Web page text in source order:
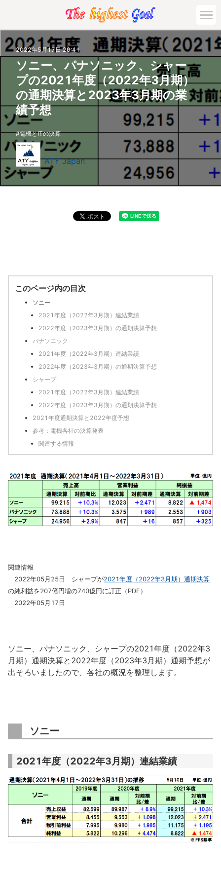
2022年5月17日 20:41
ソニー、パナソニック、シャー
プの2021年度（2022年3月期）
の通期決算と2023年3月期の業
績予想
電機とITの決算
ATY Japan
このページ内の目次
ソニー
2021年度（2022年3月期）連結業績
2022年度（2023年3月期）の通期決算予想
パナソニック
2021年度（2022年3月期）連結業績
2022年度（2023年3月期）の通期決算予想
シャープ
2021年度（2022年3月期）連結業績
2022年度（2023年3月期）の通期決算予想
2021年度通期決算と2022年度予想
参考：電機各社の決算発表
関連する情報
関連情報
2022年05月25日 シャープが2021年度（2022年3月期）通期決算
の純利益を207億円増の740億円に訂正（PDF）
2022年05月17日
ソニー、パナソニック、シャープの2021年度（2022年3
月期）通期決算と2022年度（2023年3月期）通期予想が
出そろいましたので、各社の概況を整理します。
ソニー
2021年度（2022年3月期）連結業績